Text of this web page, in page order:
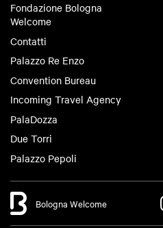
Fondazione Bologna
Welcome
Contatti
Palazzo Re Enzo
Convention Bureau
Incoming Travel Agency
PalaDozza
Due Torri
Palazzo Pepoli
Bologna Welcome